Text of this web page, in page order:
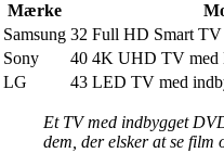
Mærke
Samsung 32 Full HD Smart
Sony
40 4K UHD TV med
LG
43 LED TV med
Et TV med indbygget
dem, der elsker at se film